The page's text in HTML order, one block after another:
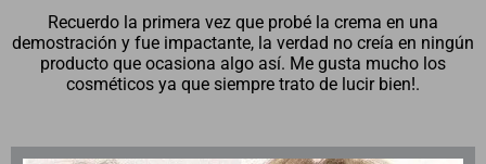
Recuerdo la primera vez que probé la crema en una
demostración y fue impactante, la verdad no creía en ningún
producto que ocasiona algo así. Me gusta mucho los
cosméticos ya que siempre trato de lucir bien!.